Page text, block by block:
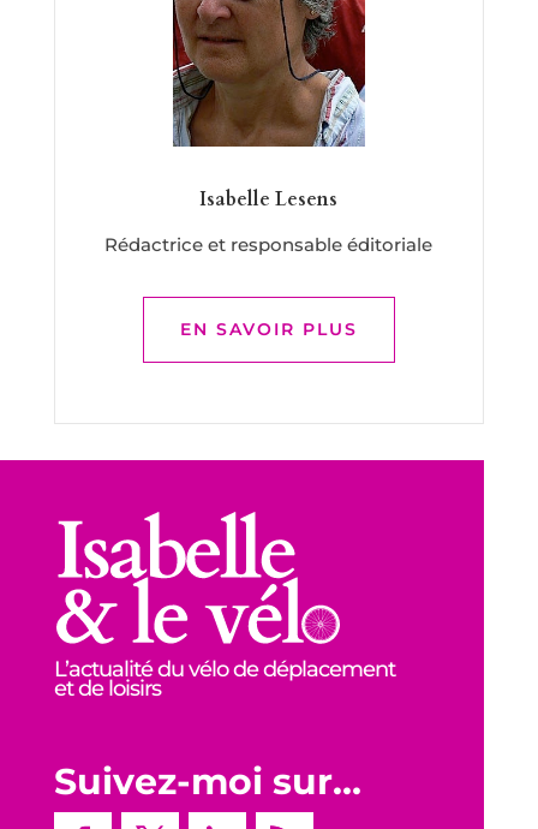
Isabelle Lesens
Rédactrice et responsable éditoriale
EN SAVOIR PLUS
L’actualité du vélo de déplacement
et de loisirs
Suivez-moi sur…